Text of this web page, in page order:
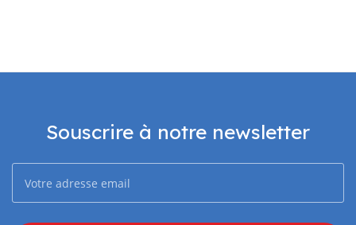
Souscrire à notre newsletter